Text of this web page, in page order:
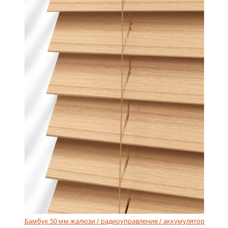
Бамбук 50 мм жалюзи / радиоуправление / аккумулятор